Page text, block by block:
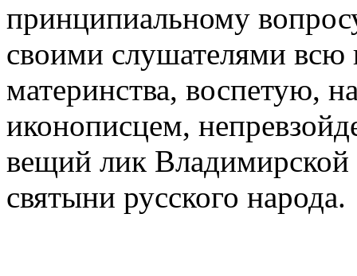
принципиальному
своими слушателями всю
материнства, воспетую,
иконописцем,
вещий лик Владимирской
святыни русского народа.